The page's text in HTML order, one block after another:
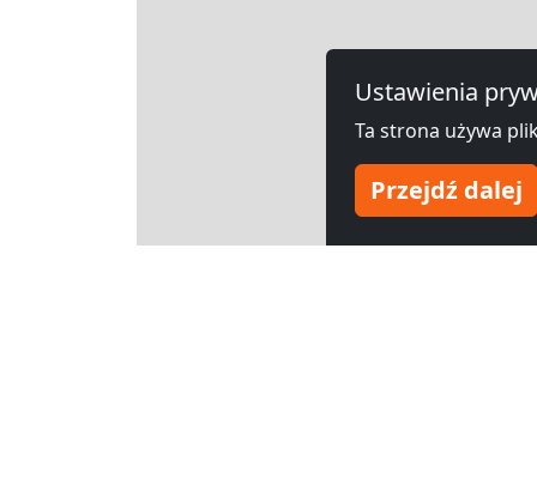
Ustawienia
Ta strona używa
Przejdź dalej